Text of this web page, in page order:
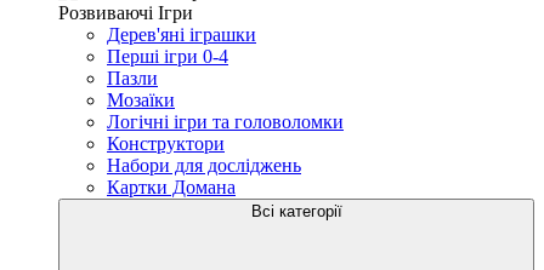
Розвиваючі Ігри
Дерев'яні іграшки
Перші ігри 0-4
Пазли
Мозаїки
Логічні ігри та головоломки
Конструктори
Набори для досліджень
Картки Домана
Всі категорії